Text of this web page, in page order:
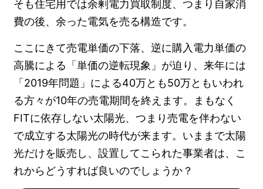
そも住宅用では余剰電力買取制度、つまり自家消
費の後、余った電気を売る構造です。
ここにきて売電単価の下落、逆に購入電力単価の
高騰による「単価の逆転現象」が迫り、来年には
「2019年問題」による40万とも50万ともいわれ
る方々が10年の売電期間を終えます。まもなく
FITに依存しない太陽光、つまり売電を伴わない
で成立する太陽光の時代が来ます。いままで太陽
光だけを販売し、設置してこられた事業者は、こ
れからどうすれば良いのでしょうか？